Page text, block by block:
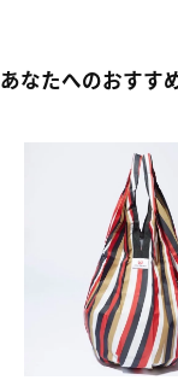
あなたへのおすす